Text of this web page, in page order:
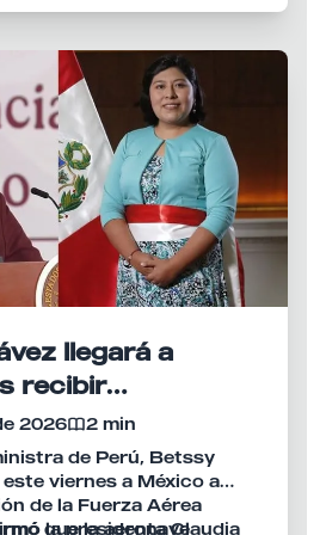
con Fujimori
previas al anuncio.
presidente
de la Espriella,
peruana presentó
de la voluntad de
de la relación bilateral.
llegará a
recibir
y asilo político
2026
2 min
de Perú, Betssy
viernes a México a
de la Fuerza Aérea
la presidenta Claudia
que la aeronave